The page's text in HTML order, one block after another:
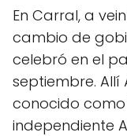
En Carral, a
cambio de
celebró en el
septiembre. Allí
conocido
independiente